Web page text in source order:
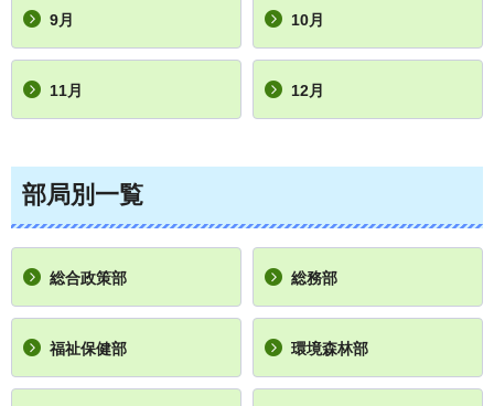
9月 10月
11月 12月
部局別一覧
総合政策部 総務部
福祉保健部 環境森林部